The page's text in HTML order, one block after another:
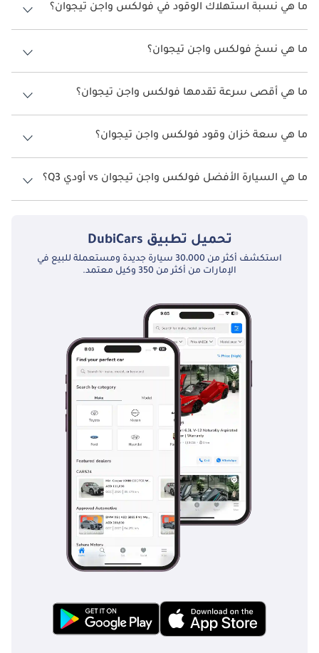
ما هي نسبة استهلاك الوقود في فولكس واجن تيجوان؟
اقترحت الشركة المصنعة أن تكون نسبة توفير استهلاك الوقود لسيارة
فولكس واجن تيجوان هو TBD.
ما هي نسخ فولكس واجن تيجوان؟
نسخ فولكس واجن تيجوان هي .
ما هي أقصى سرعة تقدمها فولكس واجن تيجوان؟
السرعة القصوى فولكس واجن تيجوان هي TBD.
ما هي سعة خزان وقود فولكس واجن تيجوان؟
تبلغ سعة خزان الوقود في فولكس واجن تيجوان TBD.
ما هي السيارة الأفضل فولكس واجن تيجوان vs أودي Q3؟
تبدأ أسعارفولكس واجن تيجوانفي الإمارات من 0
إماراتي، وتبدأ أسعار
تحميل تطبيق DubiCars
استكشف أكثر من 30،000 سيارة جديدة ومستعملة للبيع في
الإمارات من أكثر من 350 وكيل معتمد.